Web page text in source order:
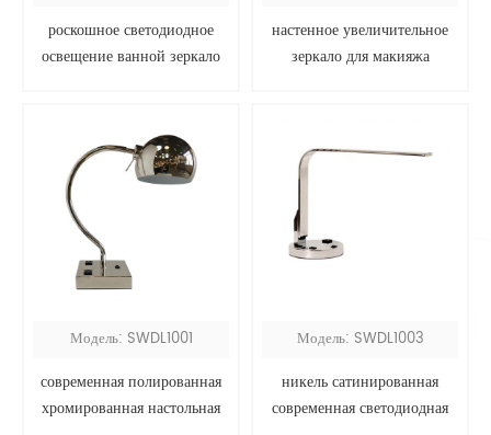
роскошное светодиодное
освещение ванной зеркало
настенное увеличительное
зеркало для макияжа
Модель: SWDL1001
современная полированная
хромированная настольная
Модель: SWDL1003
никель сатинированная
современная светодиодная